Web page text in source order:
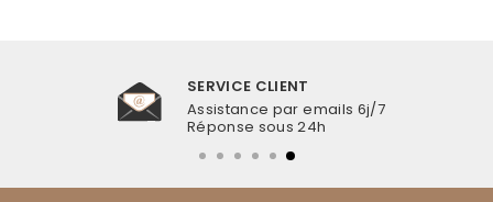
SERVICE CLIENT
Assistance par emails 6j/7
Réponse sous 24h